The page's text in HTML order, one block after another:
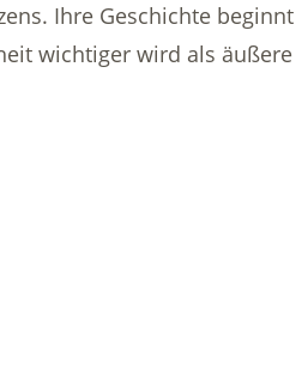
Ihre Geschichte beginnt
wichtiger wird als äußere